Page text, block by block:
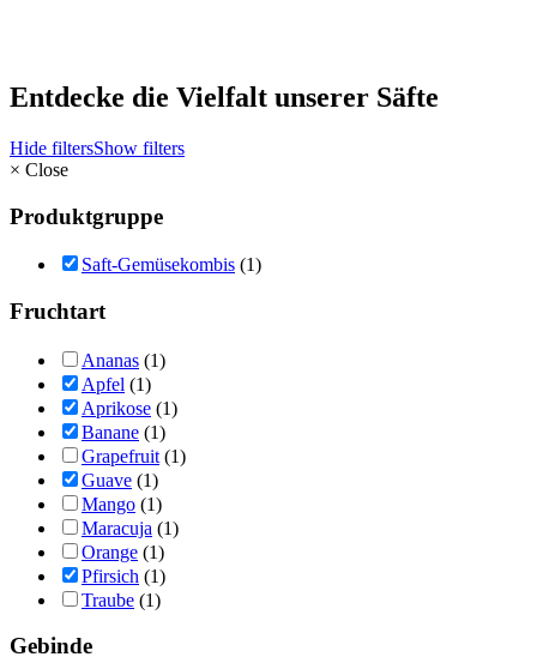
Entdecke die Vielfalt unserer Säfte
Hide filtersShow filters
× Close
Produktgruppe
Saft-Gemüsekombis (1)
Fruchtart
Ananas (1)
Apfel (1)
Aprikose (1)
Banane (1)
Grapefruit (1)
Guave (1)
Mango (1)
Maracuja (1)
Orange (1)
Pfirsich (1)
Traube (1)
Gebinde